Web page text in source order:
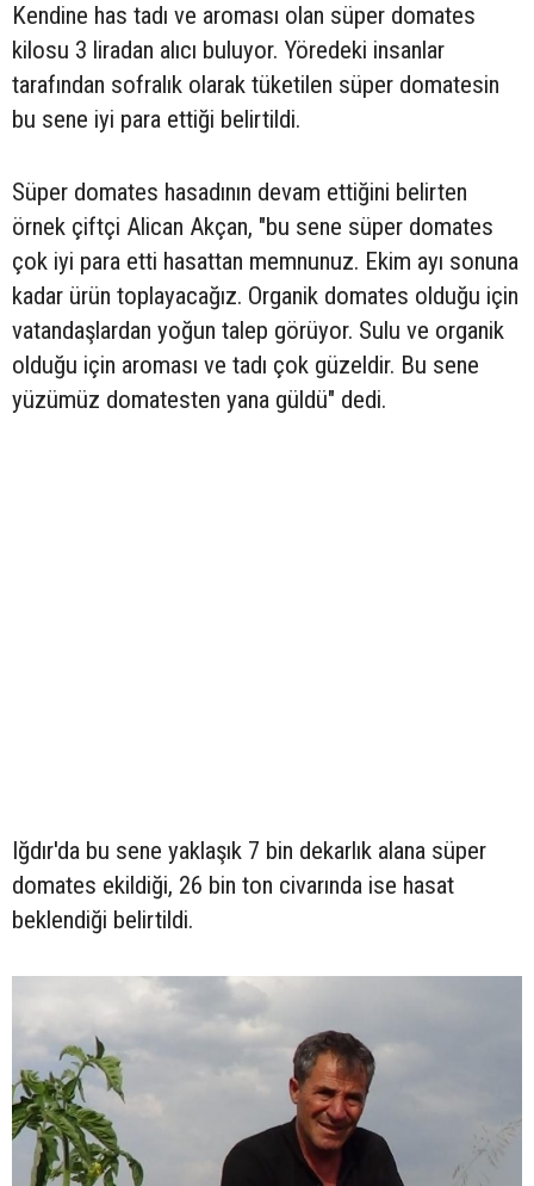
Kendine has tadı ve aroması olan süper domates
kilosu 3 liradan alıcı buluyor. Yöredeki insanlar
tarafından sofralık olarak tüketilen süper domatesin
bu sene iyi para ettiği belirtildi.
Süper domates hasadının devam ettiğini belirten
örnek çiftçi Alican Akçan, "bu sene süper domates
çok iyi para etti hasattan memnunuz. Ekim ayı sonuna
kadar ürün toplayacağız. Organik domates olduğu için
vatandaşlardan yoğun talep görüyor. Sulu ve organik
olduğu için aroması ve tadı çok güzeldir. Bu sene
yüzümüz domatesten yana güldü" dedi.
Iğdır'da bu sene yaklaşık 7 bin dekarlık alana süper
domates ekildiği, 26 bin ton civarında ise hasat
beklendiği belirtildi.